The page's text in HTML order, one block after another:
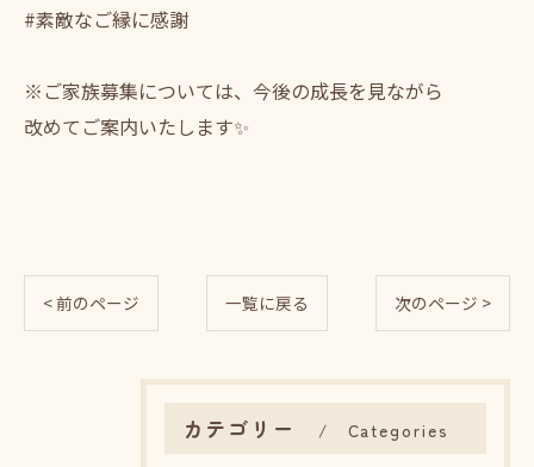
#素敵なご縁に感謝
※ご家族募集については、今後の成長を見ながら
改めてご案内いたします✨
< 前のページ 一覧に戻る 次のページ >
カテゴリー Categories